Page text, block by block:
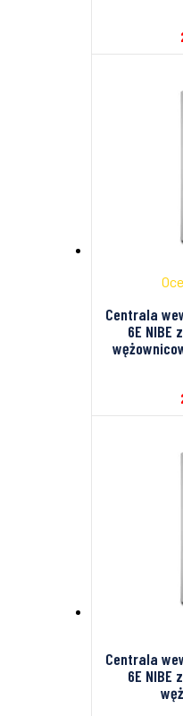
Centrala
6E NIBE
Centrala
6E NIBE